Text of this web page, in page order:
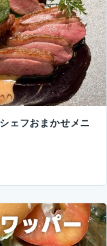
ェフおまかせメニ